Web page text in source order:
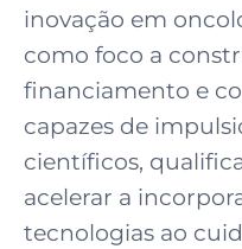
inovação em
como foco a
financiamento e
capazes de
científicos,
acelerar a
tecnologias ao